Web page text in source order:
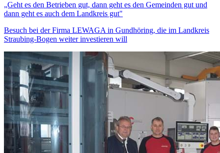
„Geht es den Betrieben gut, dann geht es den Gemeinden gut und
dann geht es auch dem Landkreis gut"
Besuch bei der Firma LEWAGA in Gundhöring, die im Landkreis
Straubing-Bogen weiter investieren will